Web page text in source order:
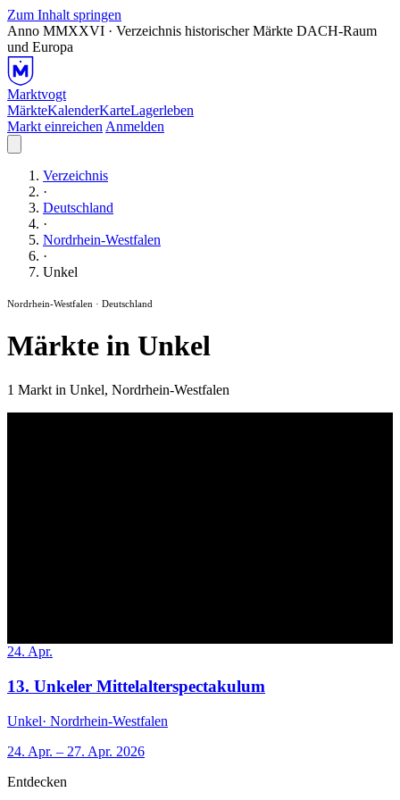
Zum Inhalt springen
Anno MMXXVI · Verzeichnis historischer Märkte DACH-Raum
und Europa
Marktvogt
MärkteKalenderKarteLagerleben
Markt einreichen Anmelden
Verzeichnis
·
Deutschland
·
Nordrhein-Westfalen
·
Unkel
Nordrhein-Westfalen · Deutschland
Märkte in Unkel
1 Markt in Unkel, Nordrhein-Westfalen
24. Apr.
13. Unkeler Mittelalterspectakulum
Unkel· Nordrhein-Westfalen
24. Apr. – 27. Apr. 2026
Entdecken